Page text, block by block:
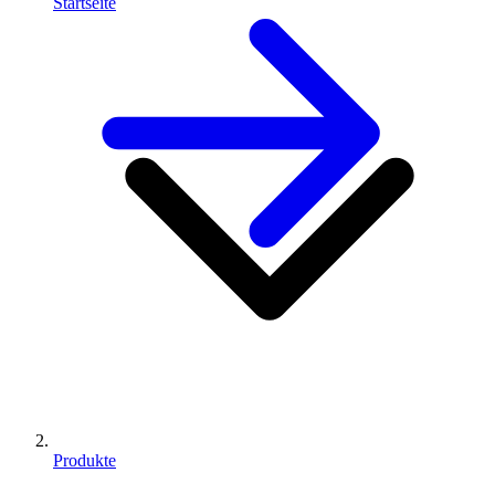
Produkte